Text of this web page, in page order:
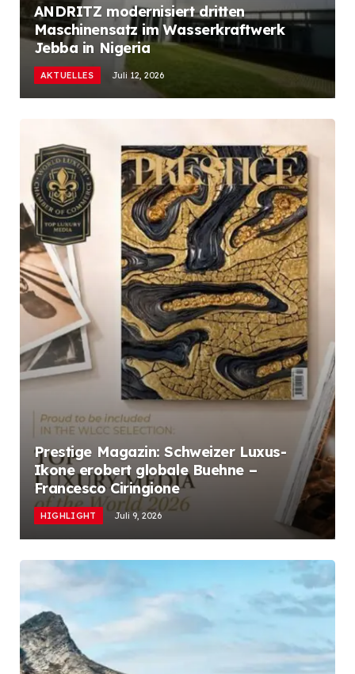
ANDRITZ modernisiert dritten
Maschinensatz im Wasserkraftwerk
Jebba in Nigeria
AKTUELLES Juli 12, 2026
Prestige Magazin: Schweizer Luxus-
Ikone erobert globale Buehne –
Francesco Ciringione
HIGHLIGHT Juli 9, 2026